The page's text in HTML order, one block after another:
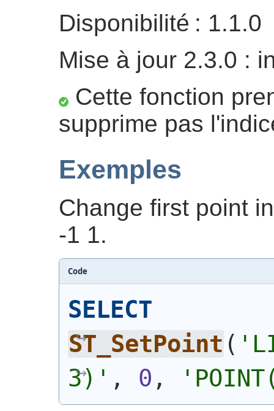
Disponibilité : 1.1.0
Mise à jour 2.3.0 :
Cette fonction
supprime pas
Exemples
Change first point
-1 1.
Code
SELECT
ST_SetPoint ( '
3) ' , 0 , '